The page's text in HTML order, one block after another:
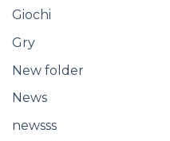
Giochi
Gry
New folder
News
newsss